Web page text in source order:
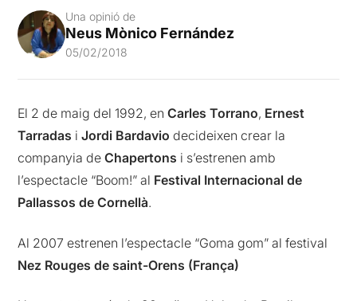
Una opinió de
Neus Mònico Fernández
05/02/2018
El 2 de maig del 1992, enCarles Torrano, Ernest
Tarradas iJordi Bardavio decideixen crear la
companyia deChapertons i s’estrenen amb
l’espectacle “Boom!” al Festival Internacional de
Pallassos de Cornellà.
Al 2007 estrenen l’espectacle “Goma gom” al festival
Nez Rouges de saint-Orens (França)